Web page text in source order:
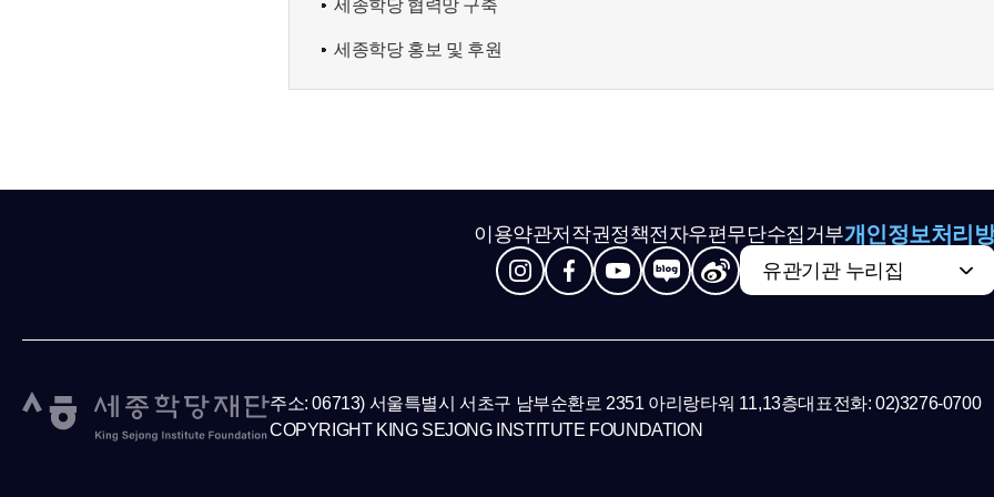
세종학당 협력망 구축
세종학당 홍보 및 후원
이용약관저작권정책전자우편무단수집거부개인정보처리
유관기관 누리집
주소: 06713) 서울특별시 서초구 남부순환로 2351 아리랑타워 11,13층대표전화: 02)3276-0700
COPYRIGHT KING SEJONG INSTITUTE FOUNDATION